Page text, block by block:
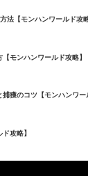
法【モンハンワールド攻略
モンハンワールド攻略】
捕獲のコツ【モンハンワー
攻略】